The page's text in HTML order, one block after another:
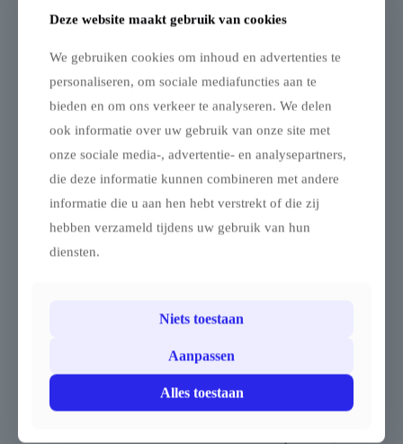
zijwand – deur – 10m
diameter –
Polyester
Stertent – 10 m Diameter
Deze zijwand met deur is
geschikt voor een stertent
met een diameter van 10
beschikbaar in zwart, wit,
desert sand of zandkleur, en
doorgang en een praktische
afgewerkte uitstraling.
StellarLite – set 10 x
16 m – polyester
Stellarlite Dubbele
Stertent – 10 × 16 m
stertent met elegante
uitstraling De Stellarlite
dubbele stertent is een
echte blikvanger op elk
evenement. Met twee
onmiddellijk op. Het
impact met gebruiksgemak:
Deze website maakt gebruik van cookies
We gebruiken cookies om inhoud en advertenties te
personaliseren, om sociale mediafuncties aan te
bieden en om ons verkeer te analyseren. We delen
ook informatie over uw gebruik van onze site met
onze sociale media-, advertentie- en analysepartners,
die deze informatie kunnen combineren met andere
informatie die u aan hen hebt verstrekt of die zij
hebben verzameld tijdens uw gebruik van hun
diensten.
Niets toestaan
Aanpassen
Alles toestaan